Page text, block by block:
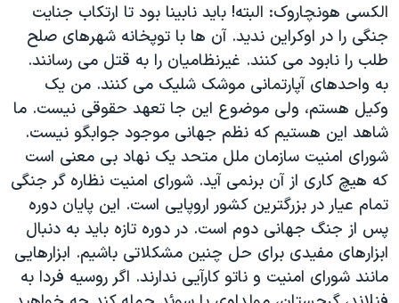
الکسی هونچاروک: البته! باید نابینا بود تا ارتکاب جنایت
جنگی را در اوکراین ندید. آن ها با توپخانه شهرهای صلح
طلب را نابود می کنند. غیرنظامیان را به قتل می رسانند.
به واحدهای آپارتمانی موشک شلیک می کنند. من یک
وکیل هستم، ولی موضوع این جا تعهد حقوقی نیست. ما
شاهد این هستیم که نظم جهانی موجود جوابگو نیست.
شورای امنیت سازمان ملل متحد یک نهاد بی معنی است
که هیچ کاری از آن برنمی آید. شورای امنیت نظاره گر جنگی
تمام عیار در بزرگترین کشور اروپایی است. این پایان دوره
پس از جنگ جهانی دوم است. در دوره تازه باید به دنبال
ابزارهای مفیدی برای حل چنین مشکلاتی باشیم. ابزارهایی
مانند شورای امنیت و ناتو کارآیی ندارند. اگر روسیه فردا به